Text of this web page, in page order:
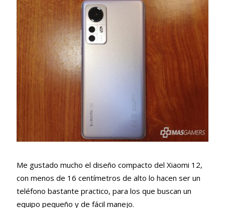
Me gustado mucho el diseño compacto del Xiaomi 12,
con menos de 16 centímetros de alto lo hacen ser un
teléfono bastante practico, para los que buscan un
equipo pequeño y de fácil manejo.